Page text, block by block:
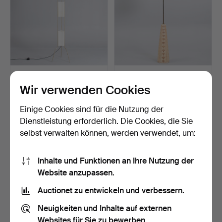
Terra", Stehleuchte.
Beendet 11. Mai 2026
7 Gebote
86 USD
Stehlampe mit
Messinggeste…
Beendet 2. Mai 2026
39 Gebote
3.017 USD
Wir verwenden Cookies
Einige Cookies sind für die Nutzung der
Dienstleistung erforderlich. Die Cookies, die Sie
selbst verwalten können, werden verwendet, um:
Inhalte und Funktionen an Ihre Nutzung der
Website anzupassen.
Auctionet zu entwickeln und verbessern.
Neuigkeiten und Inhalte auf externen